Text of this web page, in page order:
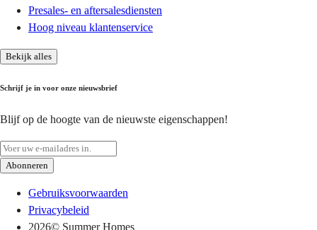
Presales- en aftersalesdiensten
Hoog niveau klantenservice
Bekijk alles
Schrijf je in voor onze nieuwsbrief
Blijf op de hoogte van de nieuwste eigenschappen!
Abonneren
Gebruiksvoorwaarden
Privacybeleid
2026© Summer Homes